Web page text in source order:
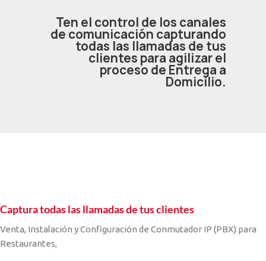
Ten el control de los canales
de comunicación capturando
todas las llamadas de tus
clientes para agilizar el
proceso de Entrega a
Domicilio.
Captura todas las llamadas de tus clientes
Venta, Instalación y Configuración de Conmutador IP (PBX) para
Restaurantes,